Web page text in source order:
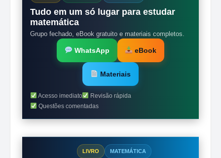
Tudo em um só lugar para estudar
matemática
Grupo fechado, eBook gratuito e materiais completos.
WhatsApp eBook
Materiais
Acesso imediato
Revisão rápida
Questões comentadas
LIVRO MATEMÁTICA